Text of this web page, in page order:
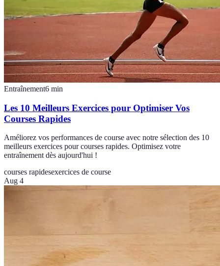
Entraînement6 min
Les 10 Meilleurs Exercices pour Optimiser Vos
Courses Rapides
Améliorez vos performances de course avec notre sélection des 10
meilleurs exercices pour courses rapides. Optimisez votre
entraînement dès aujourd'hui !
courses rapidesexercices de course
Aug 4